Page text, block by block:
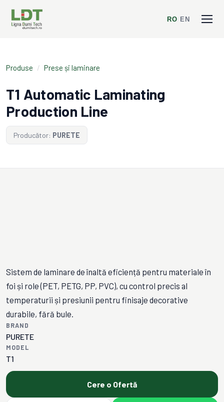
RO EN
Produse / Prese și laminare
T1 Automatic Laminating
Production Line
Producător: PURETE
Sistem de laminare de înaltă eficiență pentru materiale în
foi și role (PET, PETG, PP, PVC), cu control precis al
temperaturii și presiunii pentru finisaje decorative
durabile, fără bule.
BRAND
PURETE
MODEL
T1
Cere o Ofertă